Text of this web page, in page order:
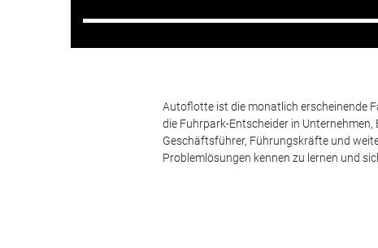
Autoflotte ist die monatlich erscheinende
die Fuhrpark-Entscheider in
Geschäftsführer, Führungskräfte und
Problemlösungen kennen zu lernen und